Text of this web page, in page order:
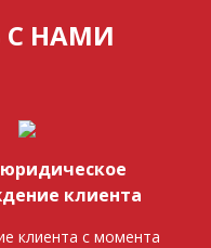
С НАМИ
клиента
клиента с момента